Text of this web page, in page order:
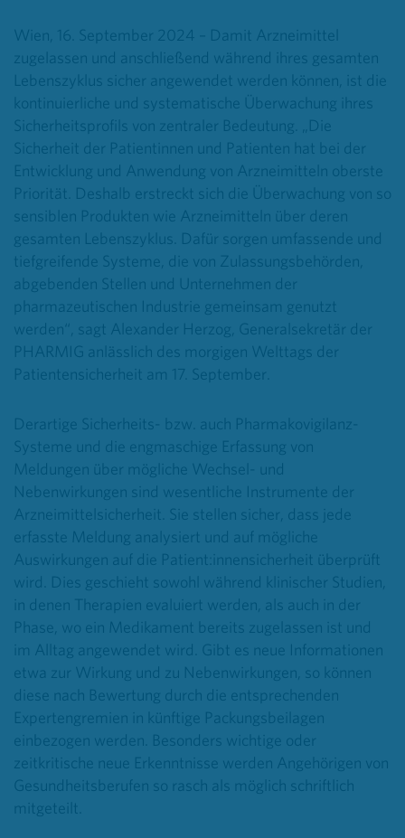
Wien, 16. September 2024 – Damit Arzneimittel
zugelassen und anschließend während ihres gesamten
Lebenszyklus sicher angewendet werden können, ist die
kontinuierliche und systematische Überwachung ihres
Sicherheitsprofils von zentraler Bedeutung. „ Die
Sicherheit der Patientinnen und Patienten hat bei der
Entwicklung und Anwendung von Arzneimitteln oberste
Priorität. Deshalb erstreckt sich die Überwachung von so
sensiblen Produkten wie Arzneimitteln über deren
gesamten Lebenszyklus. Dafür sorgen umfassende und
tiefgreifende Systeme, die von Zulassungsbehörden,
abgebenden Stellen und Unternehmen der
pharmazeutischen Industrie gemeinsam genutzt
werden“, sagt Alexander Herzog, Generalsekretär der
PHARMIG anlässlich des morgigen Welttags der
Patientensicherheit am 17. September.
Derartige Sicherheits- bzw. auch Pharmakovigilanz-
Systeme und die engmaschige Erfassung von
Meldungen über mögliche Wechsel- und
Nebenwirkungen sind wesentliche Instrumente der
Arzneimittelsicherheit. Sie stellen sicher, dass jede
erfasste Meldung analysiert und auf mögliche
Auswirkungen auf die Patient:innensicherheit überprüft
wird. Dies geschieht sowohl während klinischer Studien,
in denen Therapien evaluiert werden, als auch in der
Phase, wo ein Medikament bereits zugelassen ist und
im Alltag angewendet wird. Gibt es neue Informationen
etwa zur Wirkung und zu Nebenwirkungen, so können
diese nach Bewertung durch die entsprechenden
Expertengremien in künftige Packungsbeilagen
einbezogen werden. Besonders wichtige oder
zeitkritische neue Erkenntnisse werden Angehörigen von
Gesundheitsberufen so rasch als möglich schriftlich
mitgeteilt.